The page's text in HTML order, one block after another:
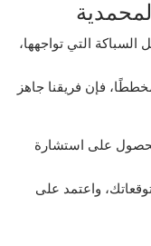
التي تواجهها،
فإن فريقنا جاهز
على استشارة
واعتمد على